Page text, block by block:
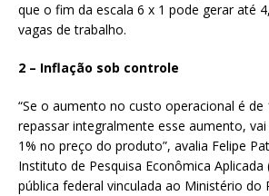
que o fim da escala 6 x 1 pode gerar até
vagas de trabalho.
2 – Inflação sob controle
“Se o aumento no custo operacional é de
repassar integralmente esse aumento,
1% no preço do produto”, avalia Felipe
Instituto de Pesquisa Econômica Aplicada
pública federal vinculada ao Ministério do